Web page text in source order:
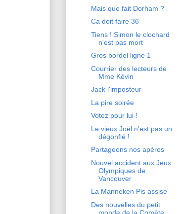
Mais que fait Dorham ?
Ca doit faire 36
Tiens ! Simon le clochard
n'est pas mort
Gros bordel ligne 1
Courrier des lecteurs de
Mme Kévin
Jack l'imposteur
La pire soirée
Votez pour lui !
Le vieux Joël n'est pas un
dégonflé !
Partageons nos apéros
Nouvel accident aux Jeux
Olympiques de
Vancouver
La Manneken Pis assise
Des nouvelles du petit
monde de la Comète